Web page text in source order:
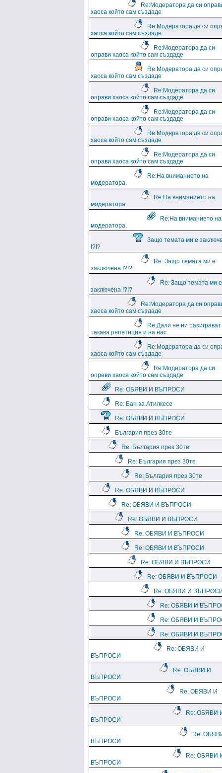
Re:Модератора да си
хаоса който сам създаде
Re:Модератора да си
хаоса който сам създаде
Re:Модератора да си
оправи хаоса който сам създаде
Re:Модератора да си
хаоса който сам създаде
Re:Модератора да си
оправи хаоса който сам създаде
Re:Модератора да си
оправи хаоса който сам създаде
Re:Модератора да си
хаоса който сам създаде
Re:Модератора да си
оправи хаоса който сам създаде
Re:На вниманието на
модератора.
Re:На вниманието на
модератора.
Re:На вниманието на
модератора.
Защо темата ми е
!?!?
Re: Защо темата ми е
заключена !?!?
Re: Защо темата ми е
заключена !?!?
Re:Модератора да си
хаоса който сам създаде
Re:Дали не ни разиграват
такава репетиция и на нас
Re:Модератора да си
хаоса който сам създаде
Re:Модератора да си
оправи хаоса който сам създаде
Re: ОБЯВИ И ВЪПРОСИ
Re: Бан за Атилкесе
Re: ОБЯВИ И ВЪПРОСИ
България през 30те
Re: България през 30те
Re: България през 30те
Re: България през 30те
Re: ОБЯВИ И ВЪПРОСИ
Re: ОБЯВИ И ВЪПРОСИ
Re: ОБЯВИ И ВЪПРОСИ
Re: ОБЯВИ И ВЪПРОСИ
Re: ОБЯВИ И ВЪПРОСИ
Re: ОБЯВИ И ВЪПРОСИ
Re: ОБЯВИ И ВЪПРОСИ
Re: ОБЯВИ И
Re: ОБЯВИ И
Re: ОБЯВИ И
Re: ОБЯВИ И
Re: ОБЯВИ И
ВЪПРОСИ
Re: ОБЯВИ И
ВЪПРОСИ
Re: ОБЯВИ И
ВЪПРОСИ
Re: ОБЯВИ
ВЪПРОСИ
Re:
ВЪПРОСИ
Re: ОБЯВИ
ВЪПРОСИ